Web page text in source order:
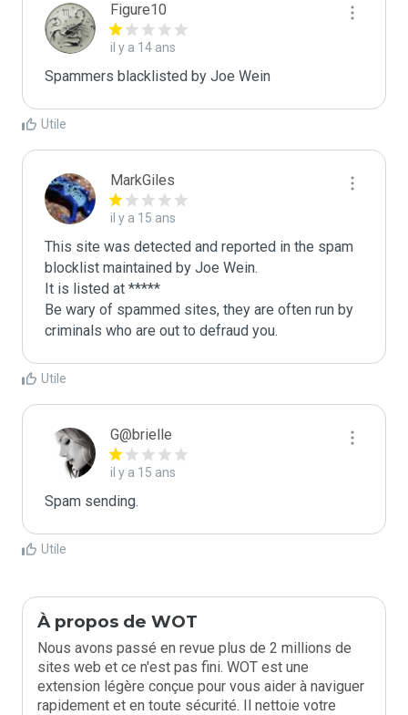
Figure10
il y a 14 ans
Spammers blacklisted by Joe Wein
Utile
MarkGiles
il y a 15 ans
This site was detected and reported in the spam
blocklist maintained by Joe Wein.
It is listed at *****
Be wary of spammed sites, they are often run by
criminals who are out to defraud you.
Utile
G@brielle
il y a 15 ans
Spam sending.
Utile
À propos de WOT
Nous avons passé en revue plus de 2 millions de
sites web et ce n'est pas fini. WOT est une
extension légère conçue pour vous aider à naviguer
rapidement et en toute sécurité. Il nettoie votre